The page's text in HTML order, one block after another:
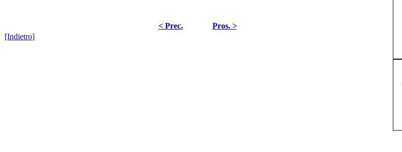
< Prec.
Pros. >
[Indietro]